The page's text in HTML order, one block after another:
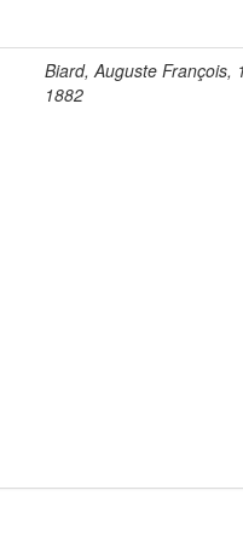
Biard, Auguste François,
1882